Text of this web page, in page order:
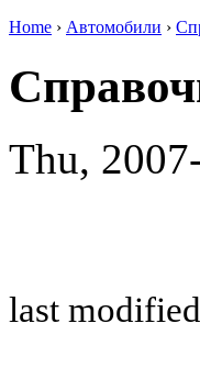
Home › Автомобили ›
Thu,
last